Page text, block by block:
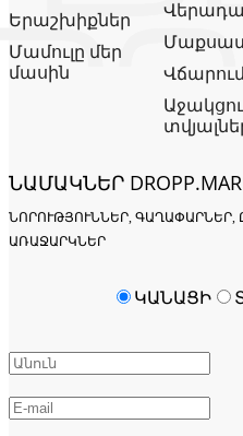
Երաշխիքներ
Մամուլը մեր
մասին
ՆԱՄԱԿՆԵՐ
ՆՈՐՈՒԹՅՈՒՆՆԵՐ, ԳԱՂԱՓԱՐՆԵՐ,
ՌԱՋԱՐԿՆԵՐ
ԿԱՆԱՑԻ